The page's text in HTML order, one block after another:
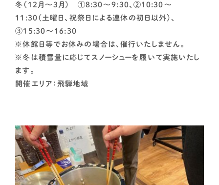
冬（12月～3月） ①8:30～9:30、②10:30～
11:30（土曜日、祝祭日による連休の初日以外）、
③15:30～16:30
※休館日等でお休みの場合は、催行いたしません。
※冬は積雪量に応じてスノーシューを履いて実施いたし
ます。
開催エリア：飛騨地域